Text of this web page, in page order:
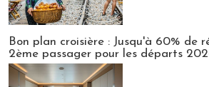
Bon plan croisière : Jusqu'à 60% de
2ème passager pour les départs